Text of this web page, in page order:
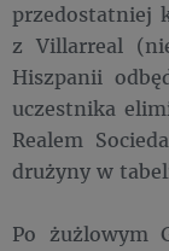
przedostatniej
z Villarreal
Hiszpanii
uczestnika
Realem
drużyny w
Po żużlowym